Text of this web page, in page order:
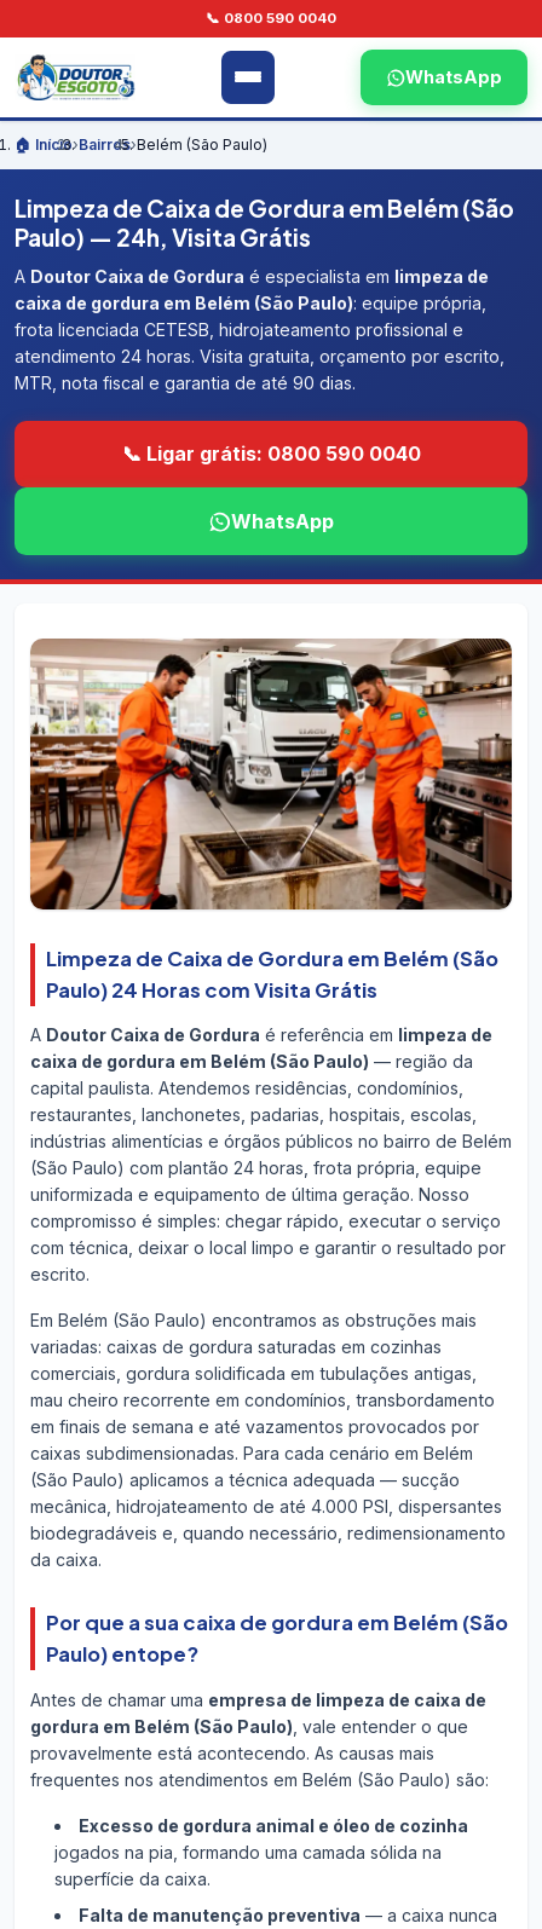
📞 0800 590 0040
WhatsApp
🏠 Início›Bairros›Belém (São Paulo)
Limpeza de Caixa de Gordura em Belém (São
Paulo) — 24h, Visita Grátis
A Doutor Caixa de Gordura é especialista em limpeza de
caixa de gordura em Belém (São Paulo): equipe própria,
frota licenciada CETESB, hidrojateamento profissional e
atendimento 24 horas. Visita gratuita, orçamento por escrito,
MTR, nota fiscal e garantia de até 90 dias.
📞 Ligar grátis: 0800 590 0040
WhatsApp
Limpeza de Caixa de Gordura em Belém (São
Paulo) 24 Horas com Visita Grátis
A Doutor Caixa de Gordura é referência em limpeza de
caixa de gordura em Belém (São Paulo) — região da
capital paulista. Atendemos residências, condomínios,
restaurantes, lanchonetes, padarias, hospitais, escolas,
indústrias alimentícias e órgãos públicos no bairro de Belém
(São Paulo) com plantão 24 horas, frota própria, equipe
uniformizada e equipamento de última geração. Nosso
compromisso é simples: chegar rápido, executar o serviço
com técnica, deixar o local limpo e garantir o resultado por
escrito.
Em Belém (São Paulo) encontramos as obstruções mais
variadas: caixas de gordura saturadas em cozinhas
comerciais, gordura solidificada em tubulações antigas,
mau cheiro recorrente em condomínios, transbordamento
em finais de semana e até vazamentos provocados por
caixas subdimensionadas. Para cada cenário em Belém
(São Paulo) aplicamos a técnica adequada — sucção
mecânica, hidrojateamento de até 4.000 PSI, dispersantes
biodegradáveis e, quando necessário, redimensionamento
da caixa.
Por que a sua caixa de gordura em Belém (São
Paulo) entope?
Antes de chamar uma empresa de limpeza de caixa de
gordura em Belém (São Paulo) , vale entender o que
provavelmente está acontecendo. As causas mais
frequentes nos atendimentos em Belém (São Paulo) são:
Excesso de gordura animal e óleo de cozinha
jogados na pia, formando uma camada sólida na
superfície da caixa.
Falta de manutenção preventiva — a caixa nunca